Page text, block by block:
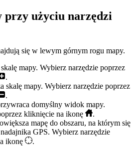
przy użyciu narzędzi
się w lewym górnym rogu mapy.
mapy. Wybierz narzędzie poprzez
.
skalę mapy. Wybierz narzędzie poprzez
.
domyślny widok mapy.
kliknięcie na ikonę
.
mapę do obszaru, na którym się
GPS. Wybierz narzędzie
ikonę
.